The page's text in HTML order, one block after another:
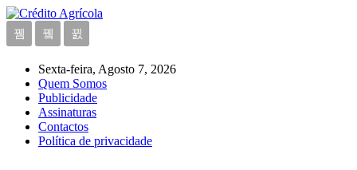
Sexta-feira, Agosto 7, 2026
Quem Somos
Publicidade
Assinaturas
Contactos
Política de privacidade